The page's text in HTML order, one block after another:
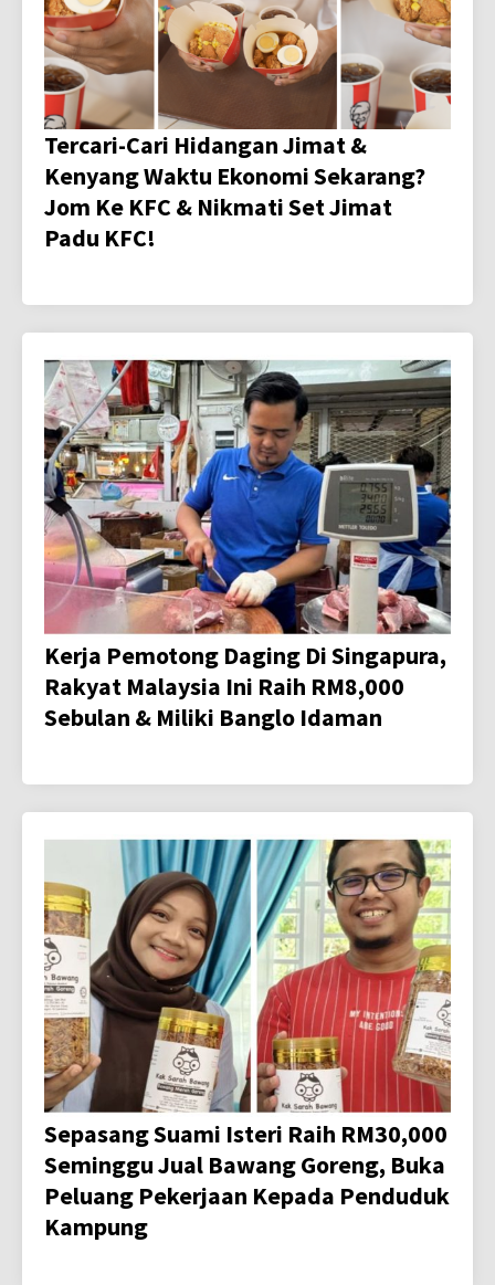
Tercari-Cari Hidangan Jimat &
Kenyang Waktu Ekonomi Sekarang?
Jom Ke KFC & Nikmati Set Jimat
Padu KFC!
Kerja Pemotong Daging Di Singapura,
Rakyat Malaysia Ini Raih RM8,000
Sebulan & Miliki Banglo Idaman
Sepasang Suami Isteri Raih RM30,000
Seminggu Jual Bawang Goreng, Buka
Peluang Pekerjaan Kepada Penduduk
Kampung